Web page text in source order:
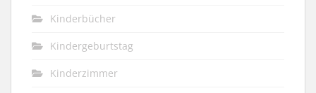
Kinderbücher
Kindergeburtstag
Kinderzimmer